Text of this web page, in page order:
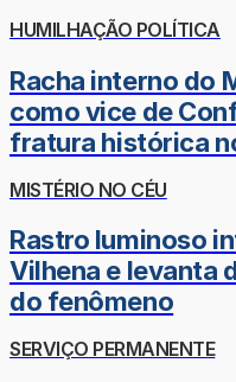
HUMILHAÇÃO POLÍTICA
Racha interno do
como vice de
fratura histórica
MISTÉRIO NO CÉU
Rastro luminoso
Vilhena e levanta
do fenômeno
SERVIÇO PERMANENTE